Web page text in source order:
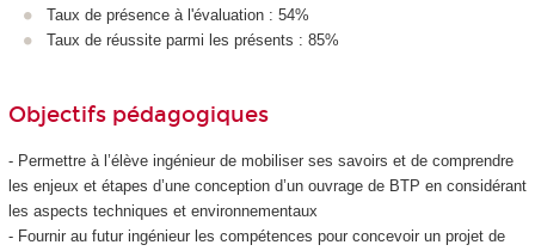
Taux de présence à l'évaluation : 54%
Taux de réussite parmi les présents : 85%
Objectifs pédagogiques
- Permettre à l’élève ingénieur de mobiliser ses savoirs et de comprendre
les enjeux et étapes d’une conception d’un ouvrage de BTP en considérant
les aspects techniques et environnementaux
- Fournir au futur ingénieur les compétences pour concevoir un projet de